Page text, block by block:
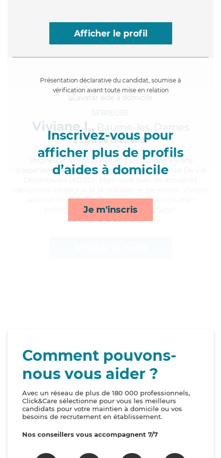
Afficher le profil
Présentation déclarative du candidat, soumise à
vérification avant toute mise en relation
Inscrivez-vous pour
afficher plus de profils
d’aides à domicile
Je m'inscris
SÉRIEUSE
Viviane I., Baume-les-Dames
à 5km de chez Vous
, attentionnée et gaie, Viviane a 4 ans
d'expérience et possède un diplôme d'Assistante De Vie
apporte ses services de transports, lever/coucher,
toilette/habillage et lessive/repassage*
Comment pouvons-
nous vous aider ?
Avec un réseau de plus de 180 000 professionnels,
Click&Care sélectionne pour vous les meilleurs
candidats pour votre maintien à domicile ou vos
besoins de recrutement en établissement.
Nos conseillers vous accompagnent 7/7